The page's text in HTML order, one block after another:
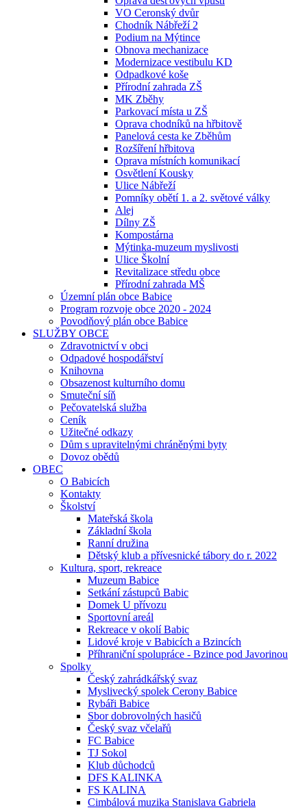
VO Ceronský dvůr
Chodník Nábřeží 2
Podium na Mýtince
Obnova mechanizace
Modernizace vestibulu KD
Odpadkové koše
Přírodní zahrada ZŠ
MK Zběhy
Parkovací místa u ZŠ
Oprava chodníků na hřbitově
Panelová cesta ke Zběhům
Rozšíření hřbitova
Oprava místních komunikací
Osvětlení Kousky
Ulice Nábřeží
Pomníky obětí 1. a 2. světové války
Alej
Dílny ZŠ
Kompostárna
Mýtinka-muzeum myslivosti
Ulice Školní
Revitalizace středu obce
Přírodní zahrada MŠ
Územní plán obce Babice
Program rozvoje obce 2020 - 2024
Povodňový plán obce Babice
SLUŽBY OBCE
Zdravotnictví v obci
Odpadové hospodářství
Knihovna
Obsazenost kulturního domu
Smuteční síň
Pečovatelská služba
Ceník
Užitečné odkazy
Dům s upravitelnými chráněnými byty
Dovoz obědů
OBEC
O Babicích
Kontakty
Školství
Mateřská škola
Základní škola
Ranní družina
Dětský klub a přívesnické tábory do r. 2022
Kultura, sport, rekreace
Muzeum Babice
Setkání zástupců Babic
Domek U přívozu
Sportovní areál
Rekreace v okolí Babic
Lidové kroje v Babicích a Bzincích
Příhraniční spolupráce - Bzince pod Javorinou
Spolky
Český zahrádkářský svaz
Myslivecký spolek Cerony Babice
Rybáři Babice
Sbor dobrovolných hasičů
Český svaz včelařů
FC Babice
TJ Sokol
Klub důchodců
DFS KALINKA
FS KALINA
Cimbálová muzika Stanislava Gabriela